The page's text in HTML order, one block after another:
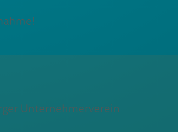
Unternehmerverein